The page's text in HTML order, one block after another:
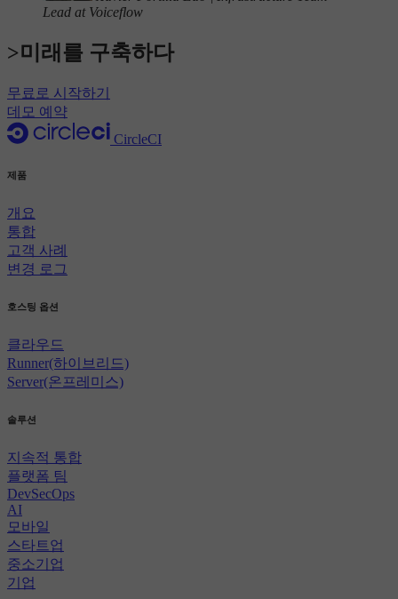
Lead at Voiceflow
>미래를 구축하다
무료로 시작하기
데모 예약
CircleCI
제품
개요
통합
고객 사례
변경 로그
호스팅 옵션
클라우드
Runner(하이브리드)
Server(온프레미스)
솔루션
지속적 통합
플랫폼 팀
DevSecOps
AI
모바일
스타트업
중소기업
기업